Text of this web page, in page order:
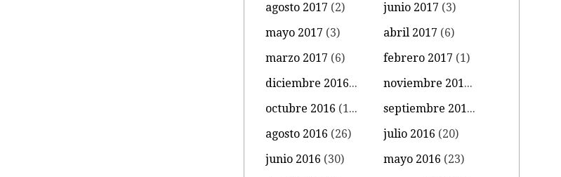
agosto 2017 (2) junio 2017 (3)
mayo 2017 (3) abril 2017 (6)
marzo 2017 (6) febrero 2017 (1)
diciembre 2016
(4) noviembre 2016(11)
octubre 2016 (14) septiembre 2016(18)
agosto 2016 (26) julio 2016 (20)
junio 2016 (30) mayo 2016 (23)